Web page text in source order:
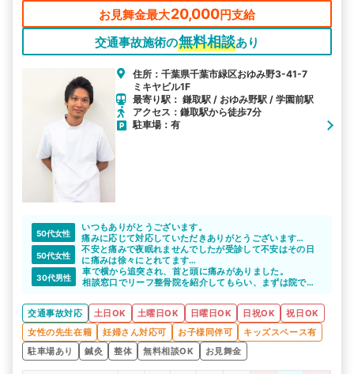
お見舞金最大20,000円支給
交通事故施術の無料相談あり
住所：千葉県千葉市緑区おゆみ野3-41-7
ミキヤビル1F
最寄り駅： 鎌取駅 / おゆみ野駅 / 学園前駅
アクセス：鎌取駅から徒歩7分
駐車場：有
50代女性
いつもありがとうございます。
痛みに応じて対応していただきありがとうございます。
施術後は痛みは楽になっています。
50代女性
不安と痛みで夜眠れませんでしたが受診して不安はその日
に痛みは徐々にとれてます
ありがとうございます
30代男性
車で横から追突され、首と頭に痛みがありました。
相談窓口でリーフ整骨院を紹介してもらい、まずは院で相
調子も良くなりました。
交通事故対応 土日OK 土曜日OK 日曜日OK 日祝OK
祝日OK
女性の先生在籍
妊婦さん対応可 お子様同伴可
キッズスペース有
駐車場あり
鍼灸 整体 無料相談OK お見舞金